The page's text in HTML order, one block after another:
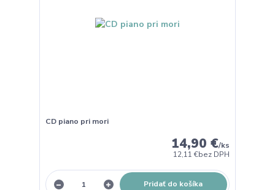
CD piano pri mori
14,90 €/ks
12,11 €bez DPH
Pridať do košíka